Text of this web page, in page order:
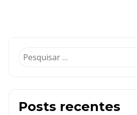
Pesquisar
Posts recentes